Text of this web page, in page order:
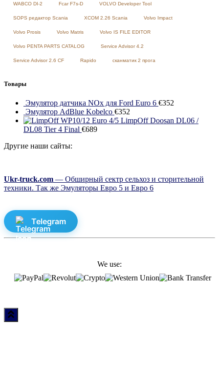
WABCO DI-2 Fcar F7s-D VOLVO Developer Tool
SOPS редактор Scania XCOM 2.26 Scania Volvo Impact
Volvo Prosis Volvo Matris Volvo IS FILE EDITOR
Volvo PENTA PARTS CATALOG Service Advisor 4.2
Service Advisor 2.6 CF Rapido сканматик 2 прога
Товары
Эмулятор датчика NOx для Ford Euro 6 €352
Эмулятор AdBlue Kobelco €352
LimpOff Doosan DL06 /
DL08 Tier 4 Final €689
Другие наши сайты:
Ukr-truck.com — Обширный сектр сельхоз и сторительной
техники. Так же Эмуляторы Евро 5 и Евро 6
Telegram
We use: